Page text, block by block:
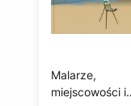
Malarze,
miejscowości i